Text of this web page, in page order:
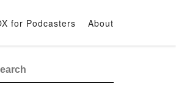
for Podcasters About